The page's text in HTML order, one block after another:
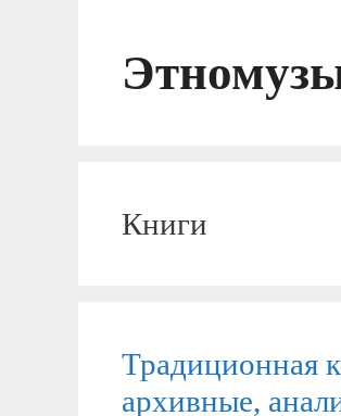
Книги
Традиционная
архивные,